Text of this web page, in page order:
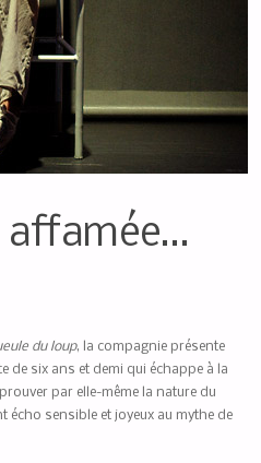
affamée…
du loup, la compagnie présente
de six ans et demi qui échappe à la
par elle-même la nature du
écho sensible et joyeux au mythe de